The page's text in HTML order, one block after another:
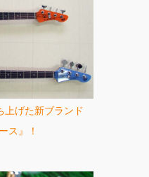
上げた新ブランド
ス』！